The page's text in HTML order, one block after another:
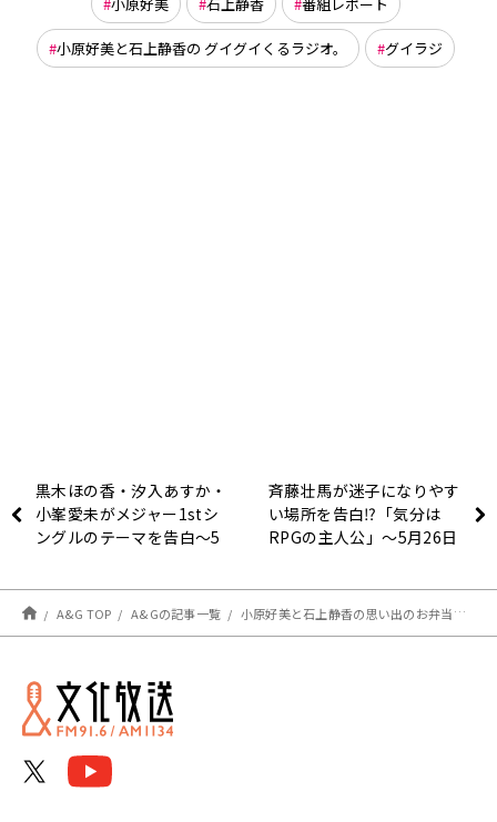
小原好美と石上静香の グイグイくるラジオ。 グイラジ
黒木ほの香・汐入あすか・
小峯愛未がメジャー1stシ
ングルのテーマを告白～5
佑磨のザ・ゴールデン・ゴ
ールド・ゴー・ゴー」
斉藤壮馬が迷子になりやす
い場所を告白⁉「気分は
RPGの主人公」～5月26日
dayS』
A&G TOP A&Gの記事一覧 小原好美と石上静香の思い出のお弁当のおかずとは？～5月27日『小原好美と石原静香のグイグイくるラジオ』